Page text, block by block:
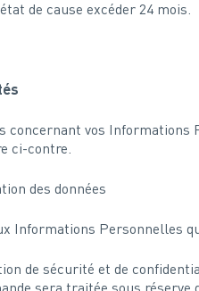
de cause excéder 24 mois.
concernant vos
ci-contre.
des données
Informations Personnelles
de sécurité et de
sera traitée sous